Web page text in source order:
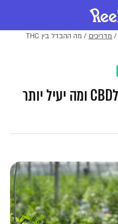
/ מדריכים /
מה ההבדל בין THC
מה ההבדל בין THC לCBD ומה יעיל יותר